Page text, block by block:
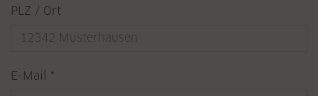
PLZ / Ort
Pflichtfeld
E-Mail *